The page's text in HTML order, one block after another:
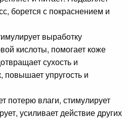
борется с покраснением и
выработку
кислоты, помогает коже
сухость и
упругость и
потерю влаги, стимулирует
усиливает действие других